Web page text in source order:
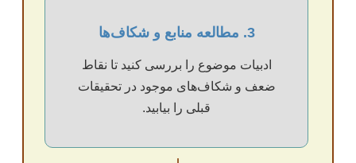
3. مطالعه منابع و شکاف‌ها
ادبیات موضوع را بررسی کنید تا نقاط
ضعف و شکاف‌های موجود در تحقیقات
قبلی را بیابید.